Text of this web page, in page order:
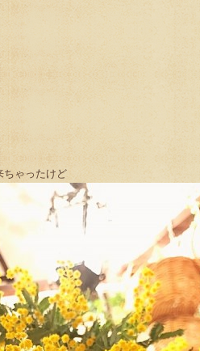
ちゃったけど